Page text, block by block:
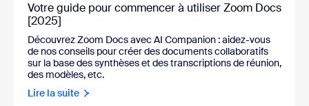
Votre guide pour commencer à utiliser Zoom Docs
[2025]
Découvrez Zoom Docs avec AI Companion :aidez-vous
de nos conseils pour créer des documents collaboratifs
sur la base des synthèses et des transcriptions de réunion,
des modèles, etc.
Lire la suite